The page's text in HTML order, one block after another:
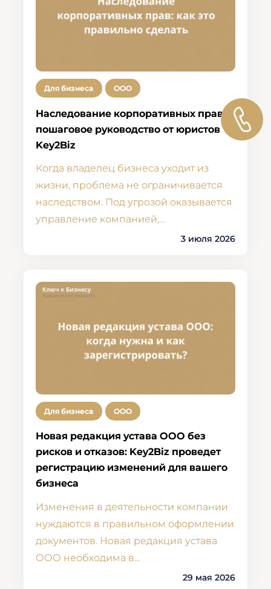
Для бизнеса ООО
Наследование корпоративных прав:
пошаговое руководство от юристов
Key2Biz
Когда владелец бизнеса уходит из
жизни, проблема не ограничивается
наследством. Под угрозой оказывается
управление компанией,…
3 июля 2026
Для бизнеса ООО
Новая редакция устава ООО без
рисков и отказов: Key2Biz проведет
регистрацию изменений для вашего
бизнеса
Изменения в деятельности компании
нуждаются в правильном оформлении
документов. Новая редакция устава
ООО необходима в…
29 мая 2026